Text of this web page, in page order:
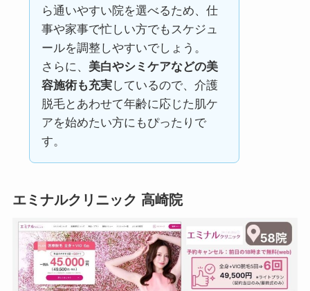
ら通いやすい院を選べるため、仕
事や家事で忙しい方でもスケジュ
ールを調整しやすいでしょう。
さらに、 美白やシミケアなどの美
容施術も充実しているので、介護
脱毛とあわせて年齢に応じた肌ケ
アを始めたい方にもぴったりで
す。
エミナルクリニック 高崎院